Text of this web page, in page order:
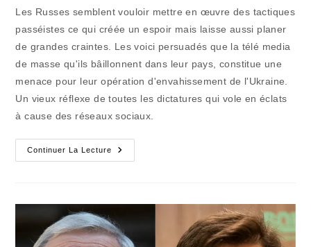
Les Russes semblent vouloir mettre en œuvre des tactiques
passéistes ce qui créée un espoir mais laisse aussi planer
de grandes craintes. Les voici persuadés que la télé media
de masse qu'ils bâillonnent dans leur pays, constitue une
menace pour leur opération d'envahissement de l'Ukraine.
Un vieux réflexe de toutes les dictatures qui vole en éclats
à cause des réseaux sociaux.
Continuer La Lecture
Le
Peuple
Dans
Son
Sac